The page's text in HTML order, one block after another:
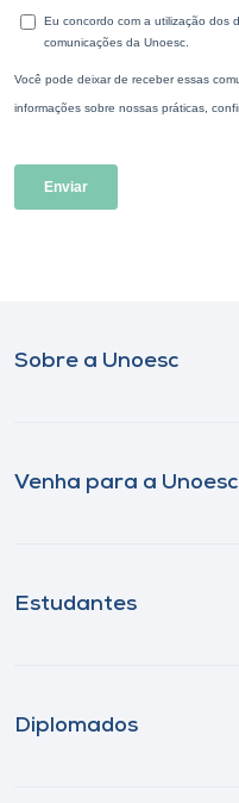
Sobre a Unoesc
Venha para a Unoesc
Estudantes
Diplomados